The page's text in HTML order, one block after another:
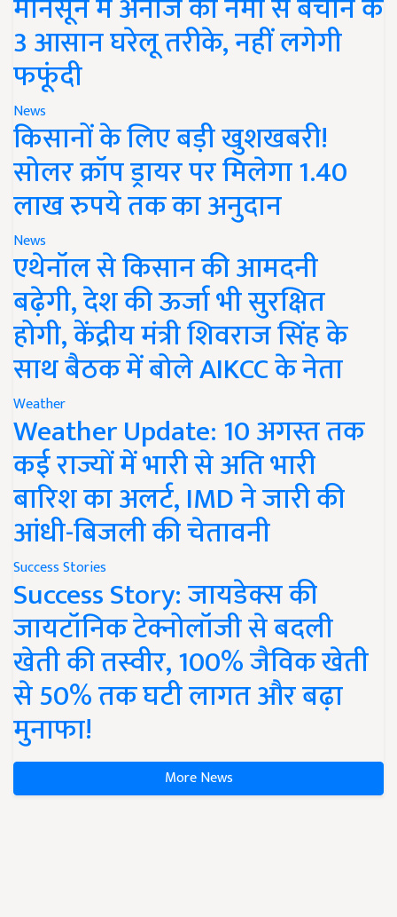
3 आसान घरेलू तरीके, नहीं लगेगी
फफूंदी
News
किसानों के लिए बड़ी खुशखबरी!
सोलर क्रॉप ड्रायर पर मिलेगा 1.40
लाख रुपये तक का अनुदान
News
एथेनॉल से किसान की आमदनी
बढ़ेगी, देश की ऊर्जा भी सुरक्षित
होगी, केंद्रीय मंत्री शिवराज सिंह के
साथ बैठक में बोले AIKCC के नेता
Weather
Weather Update: 10 अगस्त तक
कई राज्यों में भारी से अति भारी
बारिश का अलर्ट, IMD ने जारी की
आंधी-बिजली की चेतावनी
Success Stories
Success Story: जायडेक्स की
जायटॉनिक टेक्नोलॉजी से बदली
खेती की तस्वीर, 100% जैविक खेती
से 50% तक घटी लागत और बढ़ा
मुनाफा!
More News